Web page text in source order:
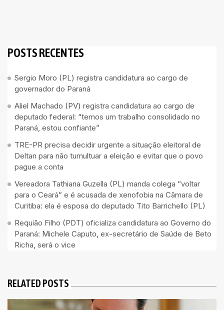
POSTS RECENTES
Sergio Moro (PL) registra candidatura ao cargo de
governador do Paraná
Aliel Machado (PV) registra candidatura ao cargo de
deputado federal: “temos um trabalho consolidado no
Paraná, estou confiante”
TRE-PR precisa decidir urgente a situação eleitoral de
Deltan para não tumultuar a eleição e evitar que o povo
pague a conta
Vereadora Tathiana Guzella (PL) manda colega “voltar
para o Ceará” e é acusada de xenofobia na Câmara de
Curitiba: ela é esposa do deputado Tito Barrichello (PL)
Requião Filho (PDT) oficializa candidatura ao Governo do
Paraná: Michele Caputo, ex-secretário de Saúde de Beto
Richa, será o vice
RELATED POSTS